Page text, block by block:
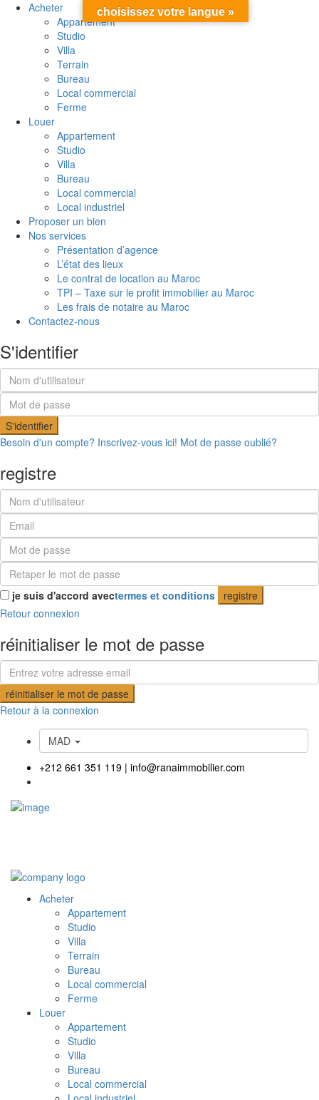
Acheter
Appartement
Studio
Villa
Terrain
Bureau
Local commercial
Ferme
Louer
Appartement
Studio
Villa
Bureau
Local commercial
Local industriel
Proposer un bien
Nos services
Présentation d’agence
L’état des lieux
Le contrat de location au Maroc
TPI – Taxe sur le profit immobilier au Maroc
Les frais de notaire au Maroc
Contactez-nous
S'identifier
S'identifier
Besoin d'un compte? Inscrivez-vous ici! Mot de passe oublié?
registre
je suis d'accord avectermes et conditions
registre
Retour connexion
réinitialiser le mot de passe
réinitialiser le mot de passe
Retour à la connexion
MAD
+212 661 351 119 | info@ranaimmobilier.com
Acheter
Appartement
Studio
Villa
Terrain
Bureau
Local commercial
Ferme
Louer
Appartement
Studio
Villa
Bureau
Local commercial
choisissez votre langue »